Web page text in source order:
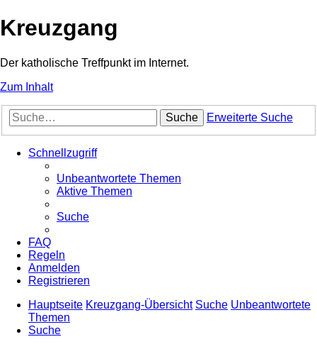
Kreuzgang
Der katholische Treffpunkt im Internet.
Zum Inhalt
Suche Erweiterte Suche
Schnellzugriff
Unbeantwortete Themen
Aktive Themen
Suche
FAQ
Regeln
Anmelden
Registrieren
Hauptseite Kreuzgang-Übersicht Suche Unbeantwortete
Themen
Suche